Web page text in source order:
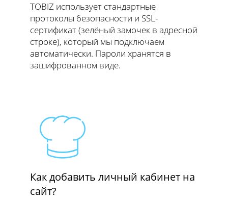
TOBIZ использует стандартные
протоколы безопасности и SSL-
сертификат (зелёный замочек в адресной
строке), который мы подключаем
автоматически. Пароли хранятся в
зашифрованном виде.
Как добавить личный кабинет на
сайт?